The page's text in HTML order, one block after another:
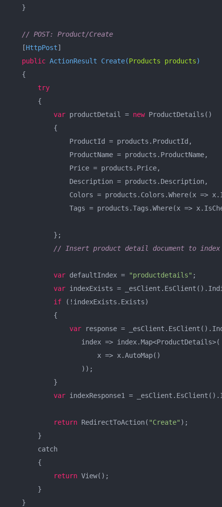
   }
// POST: Product/Create
   [
HttpPost]
public ActionResult Create(Products products)
   {
try
       {
var productDetail = new ProductDetails()
           {
               ProductId = products.ProductId,
               ProductName = products.ProductName,
               Price = products.Price,
               Description = products.Description,
Colors = products.Colors.Where(x =>
Tags = products.Tags.Where(x =>
           };
// Insert product detail document to
var defaultIndex = "productdetails" ;
var indexExists =
if (!indexExists.Exists)
           {
var response =
index =>
                      x => x.AutoMap()
                  ));
           }
var indexResponse1 =
return RedirectToAction( "Create" );
       }
       catch
       {
return View();
       }
   }